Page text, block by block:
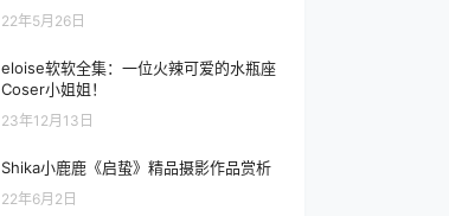
22年5月26日
eloise软软全集：一位火辣可爱的水瓶座
Coser小姐姐！
23年12月13日
Shika小鹿鹿《启蛰》精品摄影作品赏析
22年6月2日